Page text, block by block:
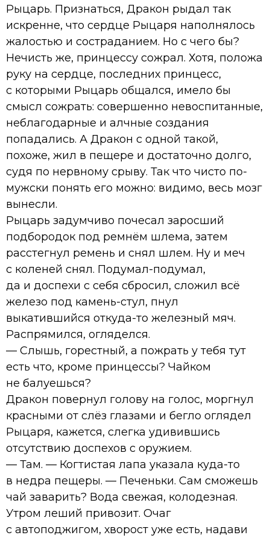
Рыцарь. Признаться, Дракон рыдал так
искренне, что сердце Рыцаря наполнялось
жалостью и состраданием. Но с чего бы?
Нечисть же, принцессу сожрал. Хотя, положа
руку на сердце, последних принцесс,
с которыми Рыцарь общался, имело бы
смысл сожрать: совершенно невоспитанные,
неблагодарные и алчные создания
попадались. А Дракон с одной такой,
похоже, жил в пещере и достаточно долго,
судя по нервному срыву. Так что чисто по-
мужски понять его можно: видимо, весь мозг
вынесли.
Рыцарь задумчиво почесал заросший
подбородок под ремнём шлема, затем
расстегнул ремень и снял шлем. Ну и меч
с коленей снял. Подумал-подумал,
да и доспехи с себя сбросил, сложил всё
железо под камень-стул, пнул
выкатившийся откуда-то железный мяч.
Распрямился, огляделся.
— Слышь, горестный, а пожрать у тебя тут
есть что, кроме принцессы? Чайком
не балуешься?
Дракон повернул голову на голос, моргнул
красными от слёз глазами и бегло оглядел
Рыцаря, кажется, слегка удивившись
отсутствию доспехов с оружием.
— Там. — Когтистая лапа указала куда-то
в недра пещеры. — Печеньки. Сам сможешь
чай заварить? Вода свежая, колодезная.
Утром леший привозит. Очаг
с автоподжигом, хворост уже есть, надави